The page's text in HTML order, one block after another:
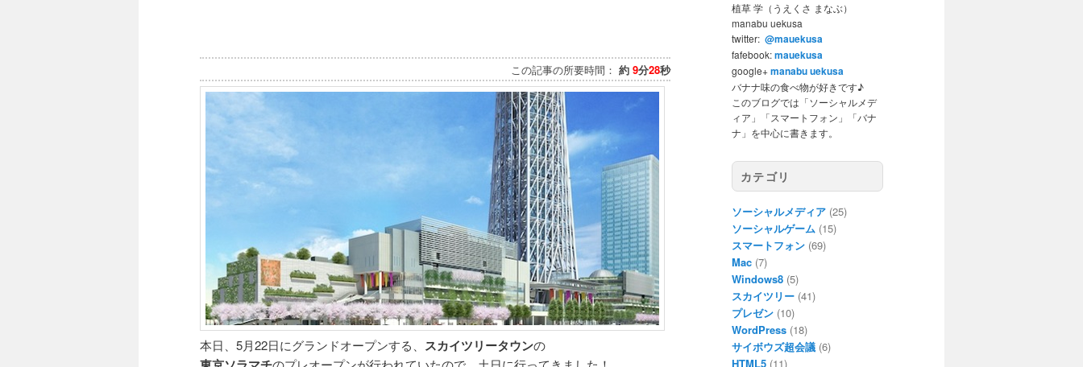
この記事の所要時間： 約 9分28秒
本日、5月22日にグランドオープンする、 スカイツリータウンの
植草 学（うえくさ まなぶ）
manabu uekusa
twitter: @mauekusa
fafebook:mauekusa
google+manabu uekusa
バナナ味の食べ物が好きです♪
このブログでは「ソーシャルメデ
ィア」「スマートフォン」「バナ
ナ」を中心に書きます。
カテゴリ
ソーシャルメディア (25)
ソーシャルゲーム (15)
スマートフォン (69)
Mac (7)
Windows8 (5)
スカイツリー (41)
プレゼン (10)
WordPress (18)
サイボウズ超会議 (6)
HTML5 (11)